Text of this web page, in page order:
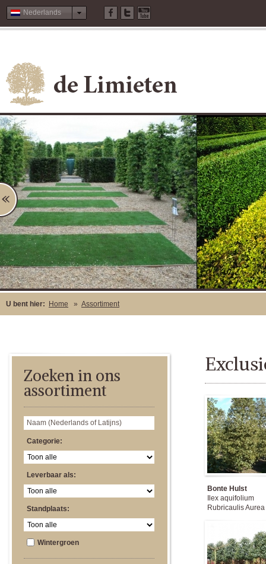
Nederlands
U bent hier: Home » Assortiment
Zoeken in ons
assortiment
Categorie:
Leverbaar als:
Standplaats:
Wintergroen
Bonte Hulst
Ilex aquifolium
Rubricaulis Aurea